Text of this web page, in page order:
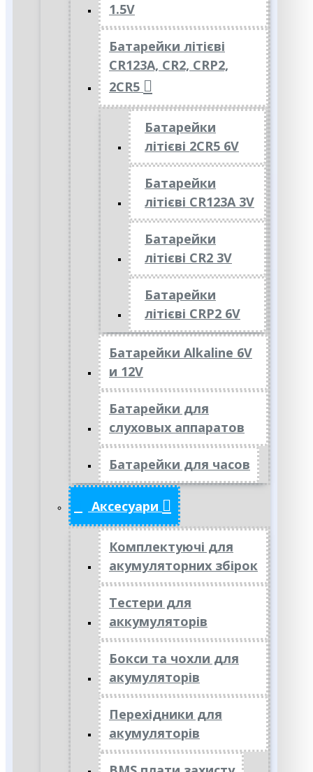
1.5V
Батарейки літієві
CR123A, CR2, CRP2,
2CR5
Батарейки
літієві 2CR5 6V
Батарейки
літієві CR123A 3V
Батарейки
літієві CR2 3V
Батарейки
літієві CRP2 6V
Батарейки Alkaline 6V
и 12V
Батарейки для
слуховых аппаратов
Батарейки для часов
Аксесуари
Комплектуючі для
акумуляторних збірок
Тестери для
аккумуляторів
Бокси та чохли для
акумуляторів
Перехідники для
акумуляторів